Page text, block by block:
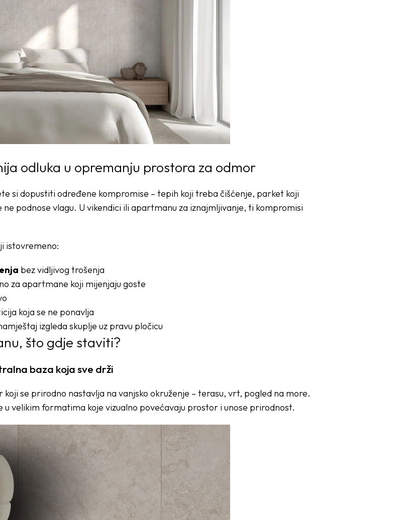
odluka u opremanju prostora za odmor
si dopustiti određene kompromise – tepih koji treba čišćenje, parket koji
podnose vlagu. U vikendici ili apartmanu za iznajmljivanje, ti kompromisi
istovremeno:
bez vidljivog trošenja
za apartmane koji mijenjaju goste
koja se ne ponavlja
izgleda skuplje uz pravu pločicu
što gdje staviti?
baza koja sve drži
se prirodno nastavlja na vanjsko okruženje – terasu, vrt, pogled na more.
velikim formatima koje vizualno povećavaju prostor i unose prirodnost.